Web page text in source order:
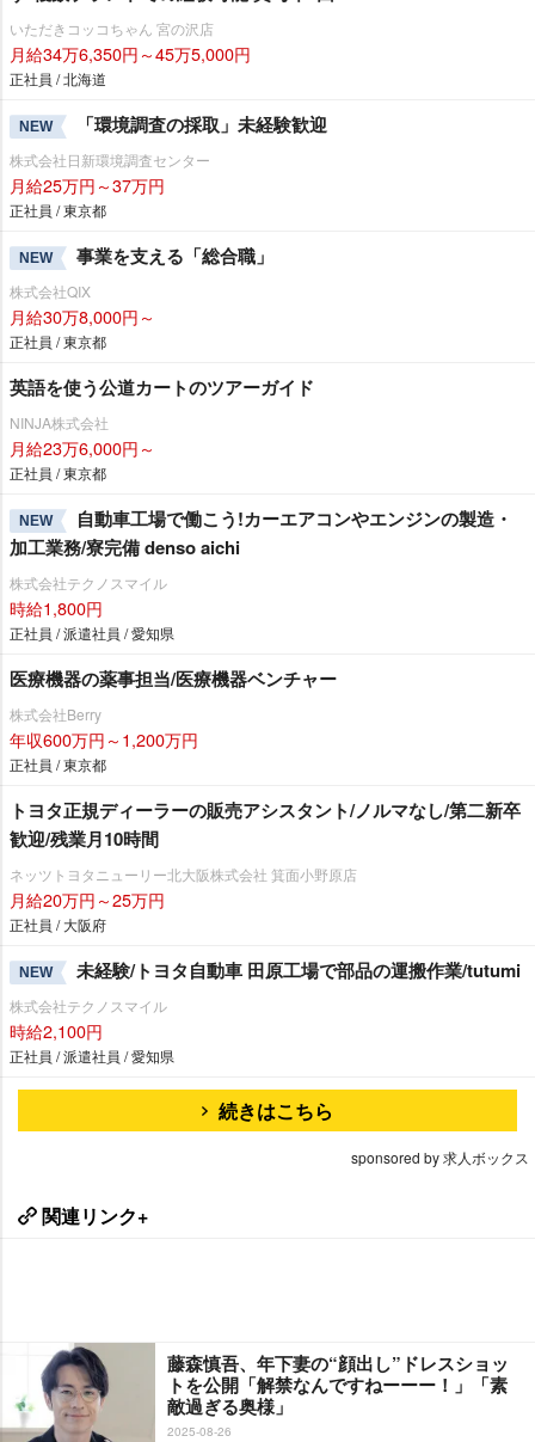
いただきコッコちゃん 宮の沢店
月給34万6,350円～45万5,000円
正社員 / 北海道
NEW 「環境調査の採取」未経験歓迎
株式会社日新環境調査センター
月給25万円～37万円
正社員 / 東京都
NEW 事業を支える「総合職」
株式会社QIX
月給30万8,000円～
正社員 / 東京都
英語を使う公道カートのツアーガイド
NINJA株式会社
月給23万6,000円～
正社員 / 東京都
NEW
自動車工場で働こう!カーエアコンやエンジンの製造・
加工業務/寮完備 denso aichi
株式会社テクノスマイル
時給1,800円
正社員 / 派遣社員 / 愛知県
医療機器の薬事担当/医療機器ベンチャー
株式会社Berry
年収600万円～1,200万円
正社員 / 東京都
トヨタ正規ディーラーの販売アシスタント/ノルマなし/第二新卒
歓迎/残業月10時間
ネッツトヨタニューリー北大阪株式会社 箕面小野原店
月給20万円～25万円
正社員 / 大阪府
NEW 未経験/トヨタ自動車 田原工場で部品の運搬作業/tutumi
株式会社テクノスマイル
時給2,100円
正社員 / 派遣社員 / 愛知県
続きはこちら
sponsored by 求人ボックス
関連リンク+
藤森慎吾、年下妻の“顔出し”ドレスショッ
トを公開「解禁なんですねーーー！」「素
敵過ぎる奥様」
2025-08-26